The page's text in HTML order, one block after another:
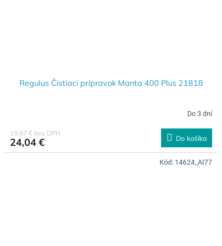
Regulus Čistiaci prípravok Manta 400 Plus 21818
Do 3 dní
19,87 € bez DPH
24,04 € Do košíka
Kód: 14624_AI77